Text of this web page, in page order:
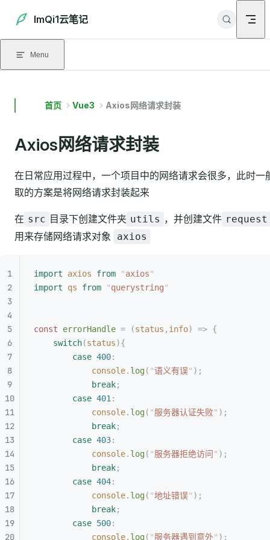
Skip to content
ImQi1云笔记
Menu
首页 Vue3 Axios网络请求封装
Axios网络请求封装
在日常应用过程中，一个项目中的网络请求会很多，此时一
取的方案是将网络请求封装起来
在 src 目录下创建文件夹 utils ，并创建文件 request
用来存储网络请求对象 axios
import axios from "axios"
import qs from "querystring"
const errorHandle = (status , info) => {
    switch
(status){
        case
400:
            console
. log( "语义有误" );
            break
;
        case
401 :
            console
. log( "服务器认证失败" );
            break
;
        case
403:
            console
. log( "服务器拒绝访问 " );
            break
;
        case
404:
            console
. log( "地址错误" );
            break
;
        case
500:
            console
. log( "服务器遇到意外" );